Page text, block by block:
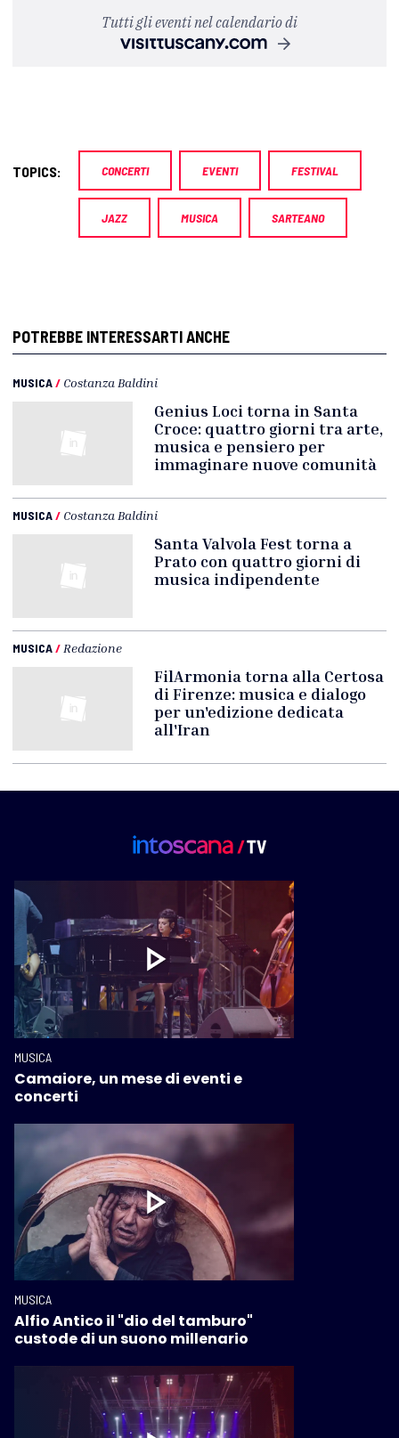
Tutti gli eventi nel calendario di
TOPICS: CONCERTI EVENTI FESTIVAL
JAZZ MUSICA SARTEANO
POTREBBE INTERESSARTI ANCHE
MUSICA/ Costanza Baldini
Genius Loci torna in Santa
Croce: quattro giorni tra arte,
musica e pensiero per
immaginare nuove comunità
MUSICA/ Costanza Baldini
Santa Valvola Fest torna a
Prato con quattro giorni di
musica indipendente
MUSICA/ Redazione
FilArmonia torna alla Certosa
di Firenze: musica e dialogo
per un'edizione dedicata
all'Iran
MUSICA
Camaiore, un mese di eventi e
concerti
MUSICA
Alfio Antico il "dio del tamburo"
custode di un suono millenario